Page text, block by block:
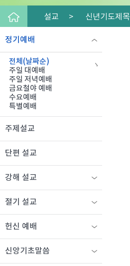
설교 > 신년기도제목
정기예배
전체(날짜순)
주일 대예배
주일 저녁예배
금요철야 예배
수요예배
특별예배
주제설교
단편 설교
강해 설교
절기 설교
헌신 예배
신앙기초말씀